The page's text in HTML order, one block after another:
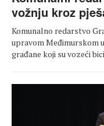
vožnju kroz
Komunalno redarstvo
upravom Međimurskom
građane koji su vozeći